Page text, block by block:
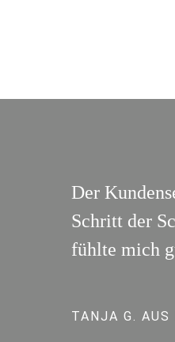
Der
Schritt der
fühlte mich
TANJA G. AUS